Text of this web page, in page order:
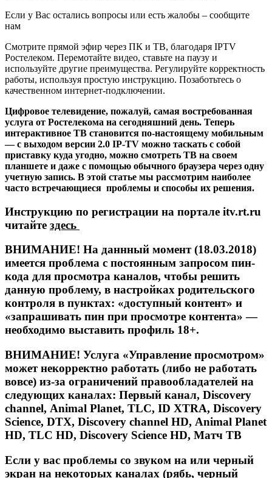
Если у Вас остались вопросы или есть жалобы – сообщите
нам
Смотрите прямой эфир через ПК и ТВ, благодаря IPTV
Ростелеком. Перемотайте видео, ставьте на паузу и
используйте другие преимущества. Регулируйте корректность
работы, используя простую инструкцию. Позаботьтесь о
качественном интернет-подключении.
Цифровое телевидение, пожалуй, самая востребованная
услуга от Ростелекома на сегодняшний день. Теперь
интерактивное ТВ становится по-настоящему мобильным
— с выходом версии 2.0 IP-TV можно таскать с собой
приставку куда угодно, можно смотреть ТВ на своем
планшете и даже с помощью обычного браузера через одну
учетную запись. В этой статье мы рассмотрим наиболее
часто встречающиеся проблемы и способы их решения.
Инструкцию по регистрации на портале itv.rt.ru
читайте здесь
ВНИМАНИЕ! На даннный момент (18.03.2018)
имеется проблема с постоянным запросом пин-
кода для просмотра каналов, чтобы решить
данную проблему, в настройках родительского
контроля в пунктах: «доступный контент» и
«запрашивать пин при просмотре контента» —
необходимо выставить профиль 18+.
ВНИМАНИЕ! Услуга «Управление просмотром»
может некорректно работать (либо не работать
вовсе) из-за ограничений правообладателей на
следующих каналах: Первый канал, Discovery
channel, Animal Planet, TLC, ID XTRA, Discovery
Science, DTX, Discovery channel HD, Animal Planet
HD, TLC HD, Discovery Science HD, Матч ТВ
Если у вас проблемы со звуком на или черный
экран на некоторых каналах (рябь, черный